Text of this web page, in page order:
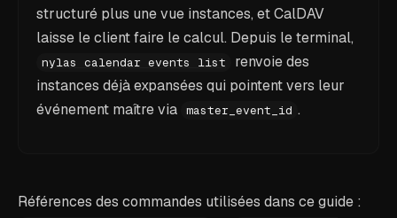
structuré plus une vue instances, et CalDAV
laisse le client faire le calcul. Depuis le terminal,
nylas calendar events list
renvoie des
instances déjà expansées qui pointent vers leur
événement maître via master_event_id .
Références des commandes utilisées dans ce guide :